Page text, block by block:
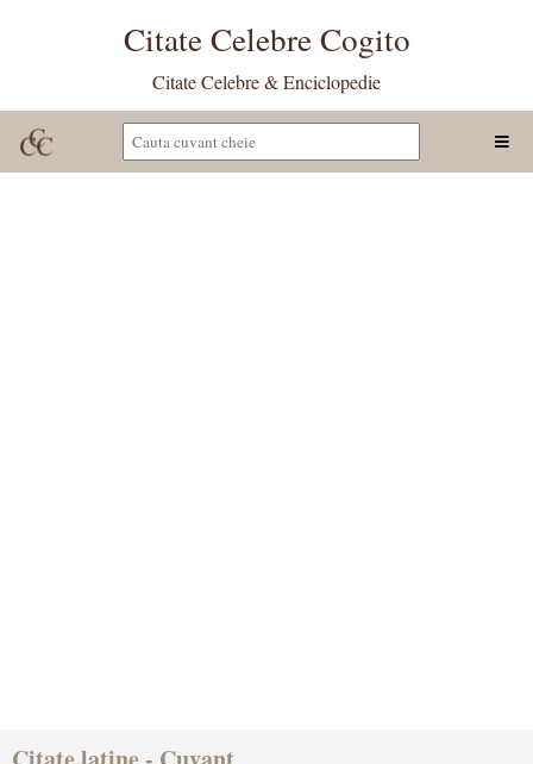
Citate Celebre Cogito
Citate Celebre & Enciclopedie